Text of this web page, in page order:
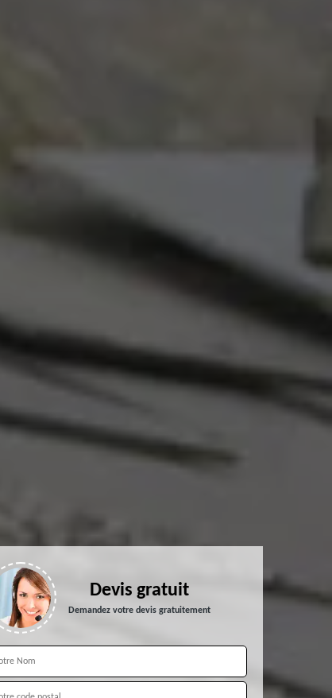
Devis gratuit
Demandez votre devis gratuitement